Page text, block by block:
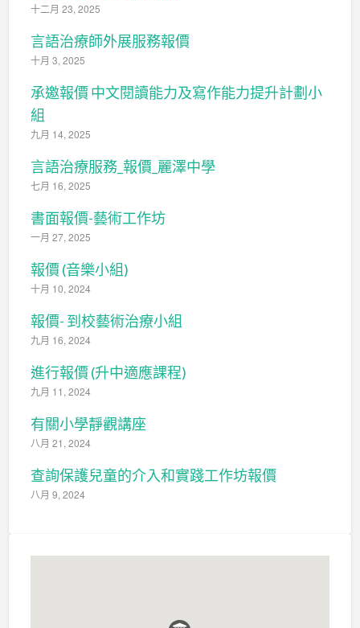
十二月 23, 2025
言語治療師外展服務報價
十月 3, 2025
承邀報價 中文閱讀能力及寫作能力提升計劃小
組
九月 14, 2025
言語治療服務_報價_麗澤中學
七月 16, 2025
書面報價-藝術工作坊
一月 27, 2025
報價 (音樂小組)
十月 10, 2024
報價- 到校藝術治療小組
九月 16, 2024
進行報價 (升中適應課程)
九月 11, 2024
有關小學靜觀講座
八月 21, 2024
查詢保護兒童的介入和實踐工作坊報價
八月 9, 2024